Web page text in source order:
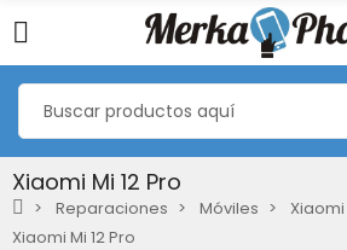
Xiaomi Mi 12 Pro
Reparaciones Móviles Xiaomi
Xiaomi Mi 12 Pro